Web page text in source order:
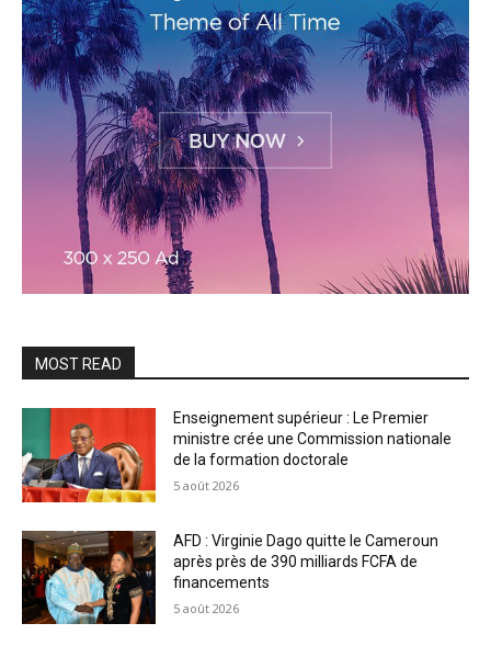
MOST READ
Enseignement supérieur : Le Premier
ministre crée une Commission nationale
de la formation doctorale
5 août 2026
AFD : Virginie Dago quitte le Cameroun
après près de 390 milliards FCFA de
financements
5 août 2026